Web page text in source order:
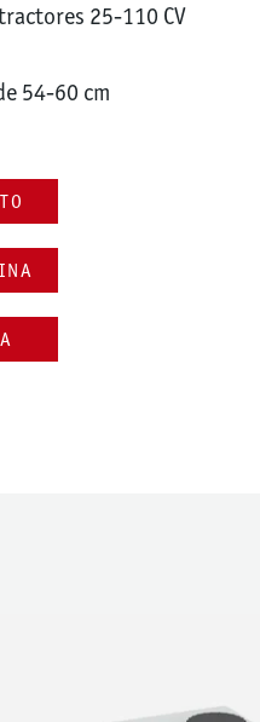
25-110 CV
54-60 cm